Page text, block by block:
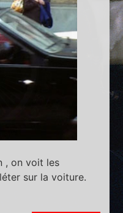
, on voit les
sur la voiture.